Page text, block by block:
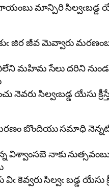
మాన్పిరి సిల్వఁబడ్డ
జిర జీవ మెవ్వారు
మహిమ సేలు దరిని
నెవరు సిల్వఁబడ్డ యేసు
మరణం బొందియు సమాధి
విశ్వాంసబె నాకు
విఁ కెవ్వరు సిల్వఁ బడ్డ యేసు